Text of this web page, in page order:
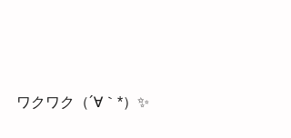
ワクワク（´∀｀*）✨